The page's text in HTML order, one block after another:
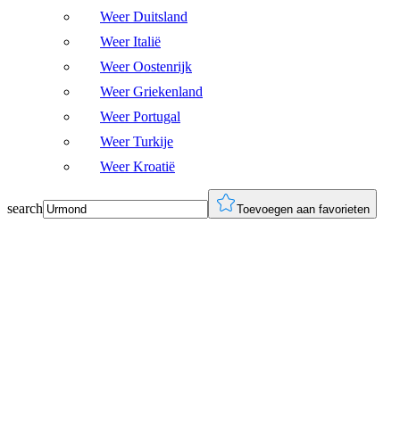
Weer Duitsland
Weer Italië
Weer Oostenrijk
Weer Griekenland
Weer Portugal
Weer Turkije
Weer Kroatië
search Toevoegen aan favorieten